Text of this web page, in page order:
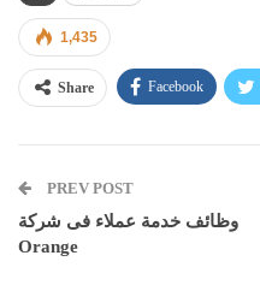
1,435
Share Facebook
PREV POST
وظائف خدمة عملاء فى شركة
Orange